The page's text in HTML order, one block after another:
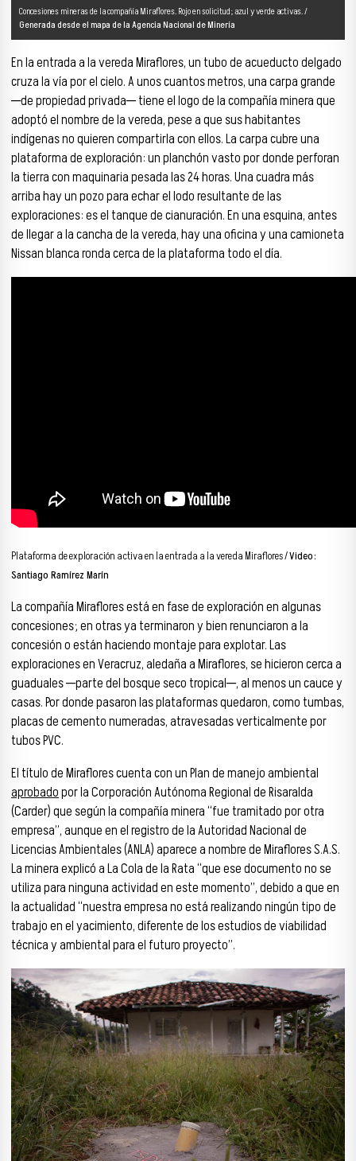
Concesiones mineras de la compañía Miraflores. Rojo en solicitud; azul y verde activas. /
Generada desde el mapa de la Agencia Nacional de Minería
En la entrada a la vereda Miraflores, un tubo de acueducto delgado
cruza la vía por el cielo. A unos cuantos metros, una carpa grande
─de propiedad privada─ tiene el logo de la compañía minera que
adoptó el nombre de la vereda, pese a que sus habitantes
indígenas no quieren compartirla con ellos. La carpa cubre una
plataforma de exploración: un planchón vasto por donde perforan
la tierra con maquinaria pesada las 24 horas. Una cuadra más
arriba hay un pozo para echar el lodo resultante de las
exploraciones: es el tanque de cianuración. En una esquina, antes
de llegar a la cancha de la vereda, hay una oficina y una camioneta
Nissan blanca ronda cerca de la plataforma todo el día.
Plataforma de exploración activa en la entrada a la vereda Miraflores /Video:
Santiago Ramírez Marín
La compañía Miraflores está en fase de exploración en algunas
concesiones; en otras ya terminaron y bien renunciaron a la
concesión o están haciendo montaje para explotar. Las
exploraciones en Veracruz, aledaña a Miraflores, se hicieron cerca a
guaduales ─parte del bosque seco tropical─, al menos un cauce y
casas. Por donde pasaron las plataformas quedaron, como tumbas,
placas de cemento numeradas, atravesadas verticalmente por
tubos PVC.
El título de Miraflores cuenta con un Plan de manejo ambiental
aprobadopor la Corporación Autónoma Regional de Risaralda
(Carder) que según la compañía minera “fue tramitado por otra
empresa”, aunque en el registro de la Autoridad Nacional de
Licencias Ambientales (ANLA) aparece a nombre de Miraflores S.A.S.
La minera explicó a La Cola de la Rata “que ese documento no se
utiliza para ninguna actividad en este momento”, debido a que en
la actualidad “nuestra empresa no está realizando ningún tipo de
trabajo en el yacimiento, diferente de los estudios de viabilidad
técnica y ambiental para el futuro proyecto”.